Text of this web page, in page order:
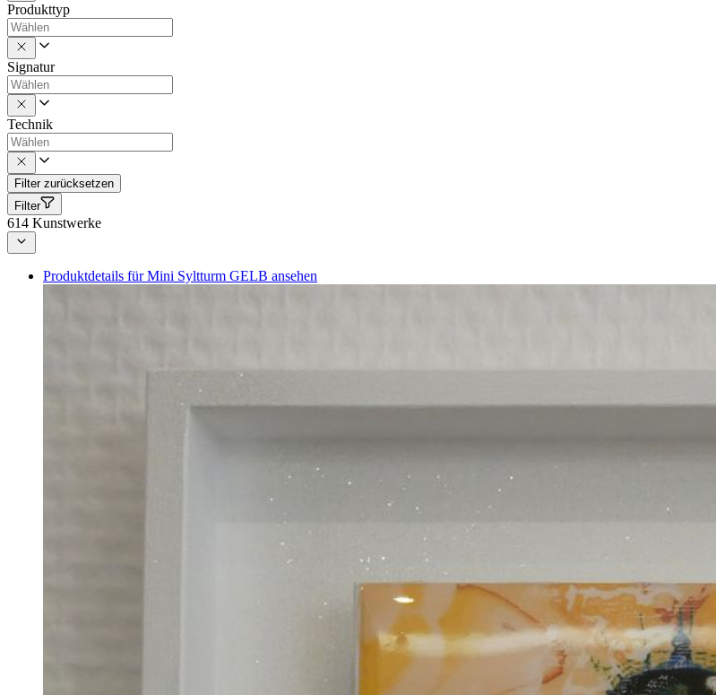
Produkttyp
Signatur
Technik
Filter zurücksetzen
Filter
614 Kunstwerke
Produktdetails für Mini Syltturm GELB ansehen